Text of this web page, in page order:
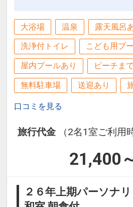
大浴場 温泉 露天風呂
洗浄付トイレ こども用プ
屋内プールあり ビーチま
無料駐車場 送迎あり
口コミを見る
旅行代金
（2名1室ご利用
21,400
２６年上期パーソナ